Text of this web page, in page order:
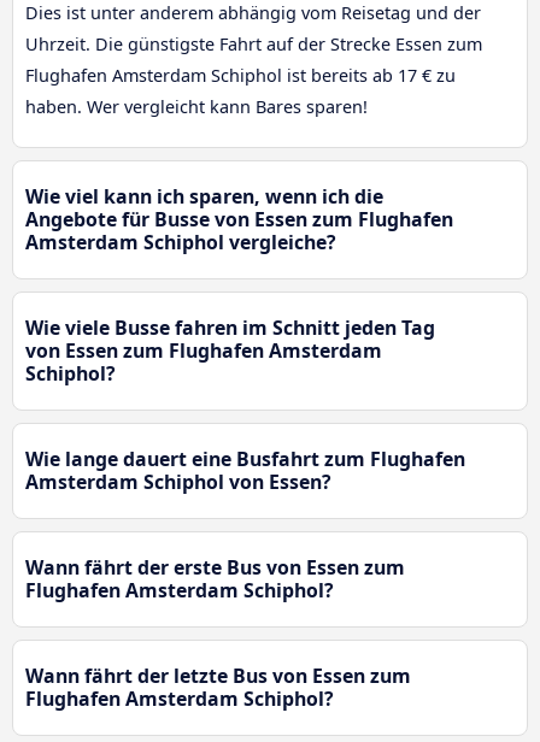
Dies ist unter anderem abhängig vom Reisetag und der
Uhrzeit. Die günstigste Fahrt auf der Strecke Essen zum
Flughafen Amsterdam Schiphol ist bereits ab 17 € zu
haben. Wer vergleicht kann Bares sparen!
Wie viel kann ich sparen, wenn ich die
Angebote für Busse von Essen zum Flughafen
Amsterdam Schiphol vergleiche?
Wie viele Busse fahren im Schnitt jeden Tag
von Essen zum Flughafen Amsterdam
Schiphol?
Wie lange dauert eine Busfahrt zum Flughafen
Amsterdam Schiphol von Essen?
Wann fährt der erste Bus von Essen zum
Flughafen Amsterdam Schiphol?
Wann fährt der letzte Bus von Essen zum
Flughafen Amsterdam Schiphol?